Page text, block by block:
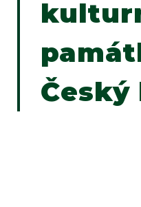
Český